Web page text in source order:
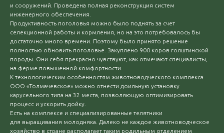
и сооружений. Проведена полная реконструкция систем
инженерного обеспечения.
Продуктивность поголовья можно было поднять за счет
селекционной работы и кормления, но на это потребовалось бы
достаточно много времени. Поэтому было принято решение
полностью обновить поголовье. Закуплено 900 коров голштинской
породы. Они себя прекрасно чувствуют, как отмечают специалисты,
на ферме повышенной комфортности.
К технологическим особенностям животноводческого комплекса
ООО «Толмачевское» можно отнести доильную установку
карусельного типа на 32 места, позволяющую оптимизировать
процесс и ускорить дойку.
Есть на комплексе и специализированные телятники
для выращивания молодняка. Далеко не каждое животноводческое
хозяйство в стране располагает таким родильным отделением